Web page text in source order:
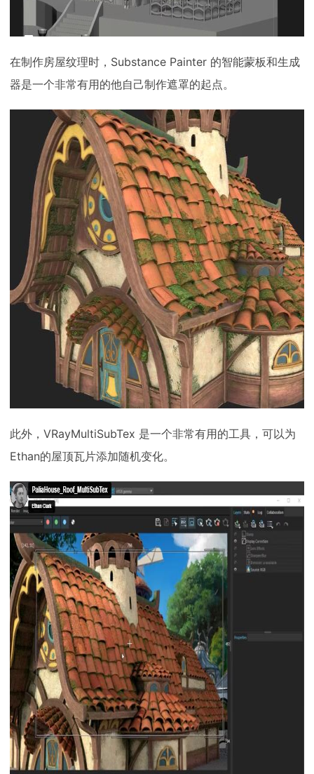
在制作房屋纹理时，Substance Painter 的智能蒙板和生成
器是一个非常有用的他自己制作遮罩的起点。
此外，VRayMultiSubTex 是一个非常有用的工具，可以为
Ethan的屋顶瓦片添加随机变化。